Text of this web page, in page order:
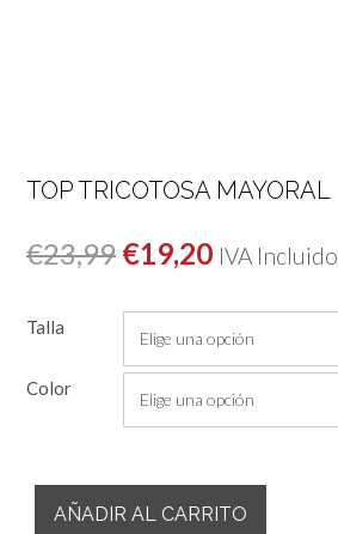
TOP TRICOTOSA MAYORAL
€23,99 El
original
era:
€23,99.
€19,20El
actual
es:
€19,20.
IVA Incluido
Talla
Color
Tricotosa
AÑADIR AL CARRITO